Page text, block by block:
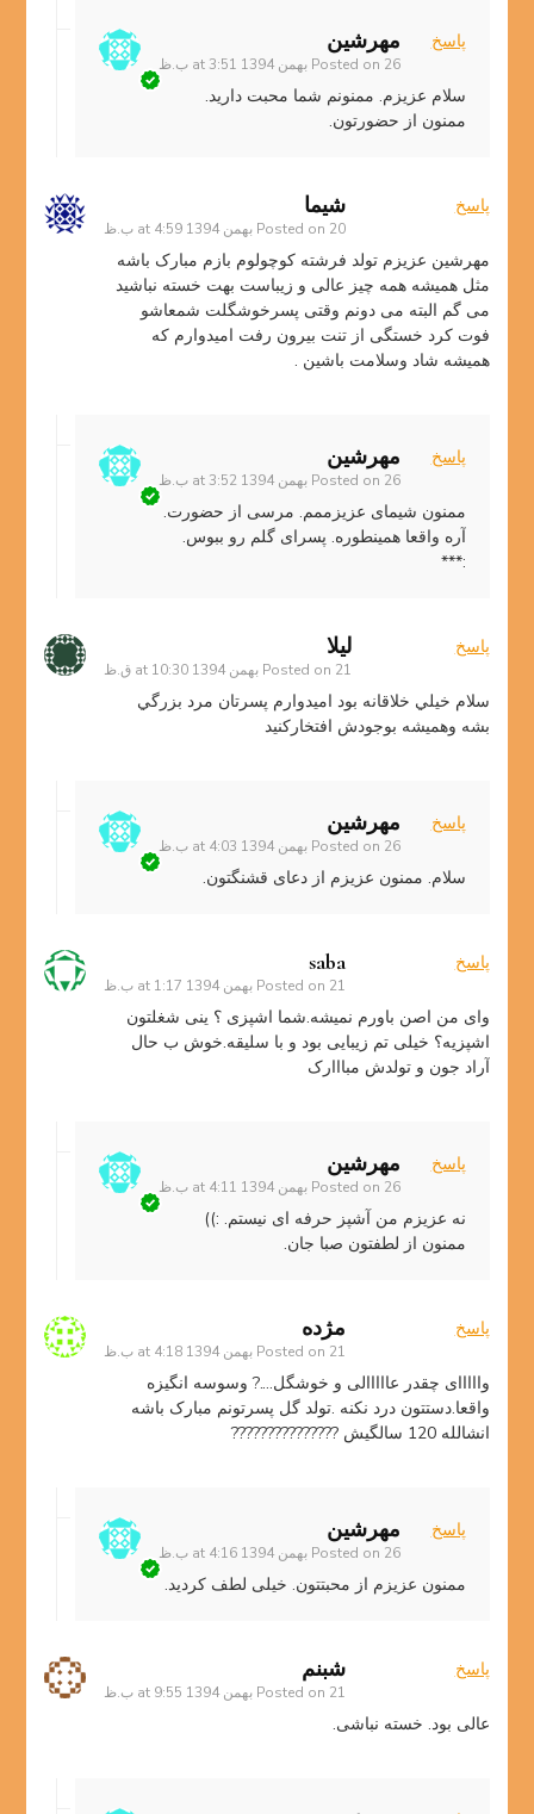
مهرشین
Posted on 26 بهمن 1394 at 3:51 ب.ظ
پاسخ
سلام عزیزم. ممنونم شما محبت دارید.
ممنون از حضورتون.
شیما
Posted on 20 بهمن 1394 at 4:59 ب.ظ
پاسخ
مهرشین عزیزم تولد فرشته کوچولوم بازم مبارک باشه
مثل همیشه همه چیز عالی و زیباست بهت خسته نباشید
می گم البته می دونم وقتی پسرخوشگلت شمعاشو
فوت کرد خستگی از تنت بیرون رفت امیدوارم که
همیشه شاد وسلامت باشین .
مهرشین
Posted on 26 بهمن 1394 at 3:52 ب.ظ
پاسخ
ممنون شیمای عزیزممم. مرسی از حضورت.
آره واقعا همینطوره. پسرای گلم رو ببوس.
:***
ليلا
Posted on 21 بهمن 1394 at 10:30 ق.ظ
پاسخ
سلام خيلي خلاقانه بود اميدوارم پسرتان مرد بزرگي
بشه وهميشه بوجودش افتخاركنيد
مهرشین
Posted on 26 بهمن 1394 at 4:03 ب.ظ
پاسخ
سلام. ممنون عزیزم از دعای قشنگتون.
saba
Posted on 21 بهمن 1394 at 1:17 ب.ظ
پاسخ
وای من اصن باورم نمیشه.شما اشپزی ؟ ینی شغلتون
اشپزیه؟ خیلی تم زیبایی بود و با سلیقه.خوش ب حال
آراد جون و تولدش مبااارک
مهرشین
Posted on 26 بهمن 1394 at 4:11 ب.ظ
پاسخ
نه عزیزم من آشپز حرفه ای نیستم. :))
ممنون از لطفتون صبا جان.
مژده
Posted on 21 بهمن 1394 at 4:18 ب.ظ
پاسخ
وااااای چقدر عااااالی و خوشگل….? وسوسه انگیزه
واقعا.دستتون درد نکنه .تولد گل پسرتونم مبارک باشه
انشالله 120 سالگیش ???????????????
مهرشین
Posted on 26 بهمن 1394 at 4:16 ب.ظ
پاسخ
ممنون عزیزم از محبتتون. خیلی لطف کردید.
شبنم
Posted on 21 بهمن 1394 at 9:55 ب.ظ
پاسخ
عالی بود. خسته نباشی.